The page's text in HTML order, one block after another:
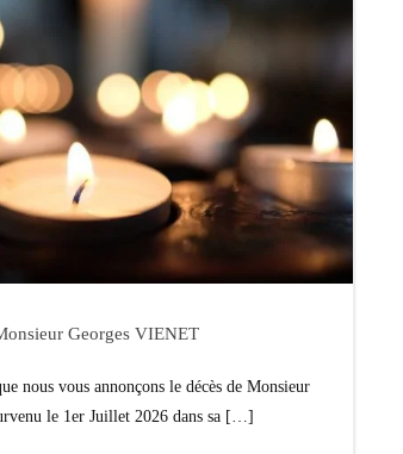
Georges VIENET
nous vous annonçons le décès de Monsieur
le 1er Juillet 2026 dans sa […]